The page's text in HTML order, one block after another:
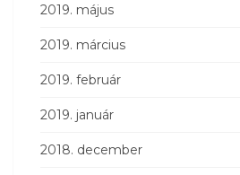
2019. május
2019. március
2019. február
2019. január
2018. december